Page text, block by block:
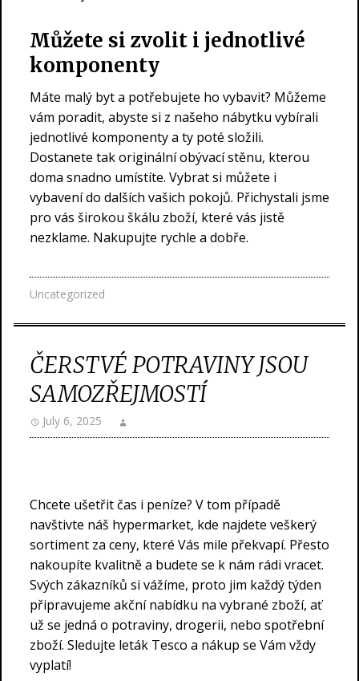
Můžete si zvolit i jednotlivé
komponenty
Máte malý byt a potřebujete ho vybavit? Můžeme
vám poradit, abyste si z našeho nábytku vybírali
jednotlivé komponenty a ty poté složili.
Dostanete tak originální obývací stěnu, kterou
doma snadno umístíte. Vybrat si můžete i
vybavení do dalších vašich pokojů. Přichystali jsme
pro vás širokou škálu zboží, které vás jistě
nezklame. Nakupujte rychle a dobře.
Uncategorized
ČERSTVÉ POTRAVINY JSOU
SAMOZŘEJMOSTÍ
July 6, 2025
Chcete ušetřit čas i peníze? V tom případě
navštivte náš hypermarket, kde najdete veškerý
sortiment za ceny, které Vás mile překvapí. Přesto
nakoupíte kvalitně a budete se k nám rádi vracet.
Svých zákazníků si vážíme, proto jim každý týden
připravujeme akční nabídku na vybrané zboží, ať
už se jedná o potraviny, drogerii, nebo spotřební
zboží. Sledujte leták Tesco a nákup se Vám vždy
vyplatí!